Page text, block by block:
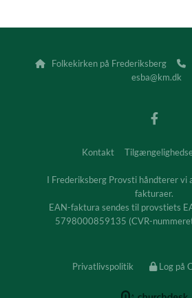
Folkekirken på Frederiksberg 
esba@km.dk
Kontakt
I Frederiksberg Provsti håndterer vi
fakturaer.
EAN-faktura sendes til provstiets
5798000859135 (CVR-
Privatlivspolitik Log på